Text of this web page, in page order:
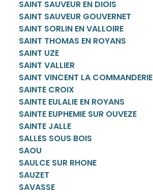
SAINT SAUVEUR EN DIOIS
SAINT SAUVEUR GOUVERNET
SAINT SORLIN EN VALLOIRE
SAINT THOMAS EN ROYANS
SAINT UZE
SAINT VALLIER
SAINT VINCENT LA COMMANDERIE
SAINTE CROIX
SAINTE EULALIE EN ROYANS
SAINTE EUPHEMIE SUR OUVEZE
SAINTE JALLE
SALLES SOUS BOIS
SAOU
SAULCE SUR RHONE
SAUZET
SAVASSE